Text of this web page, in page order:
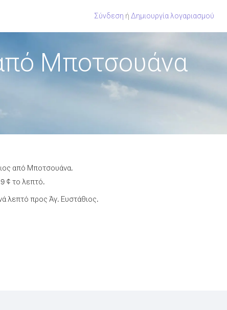
Σύνδεση ή Δημιουργία λογαριασμού
Μποτσουάνα
από Μποτσουάνα.
¢ το λεπτό.
λεπτό προς Άγ. Ευστάθιος.